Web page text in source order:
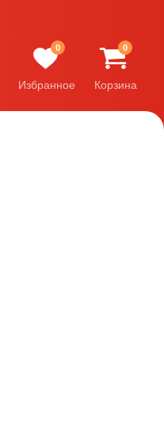
0
Избранное
0
Корзина